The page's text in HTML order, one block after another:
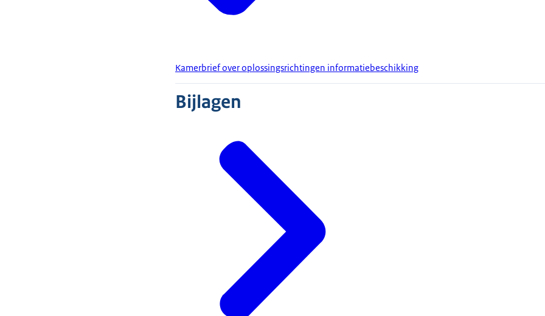
Kamerbrief over oplossingsrichtingen informatiebeschikking
Bijlagen